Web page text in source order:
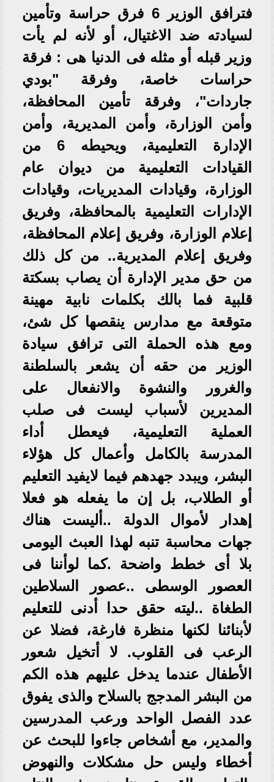
فترافق الوزير 6 فرق حراسة وتأمين
لسيادته ضد الاغتيال، أو لأنه لم يأت
وزير قبله أو مثله فى الدنيا هى : فرقة
حراسات خاصة، وفرقة "بودي
جاردات"، وفرقة تأمين المحافظة،
وأمن الوزارة، وأمن المديرية، وأمن
الإدارة التعليمية، ويحيطه 6 من
القيادات التعليمية من ديوان عام
الوزارة، وقيادات المديريات، وقيادات
الإدارات التعليمية بالمحافظة، وفريق
إعلام الوزارة، وفريق إعلام المحافظة،
وفريق إعلام المديرية.. من كل ذلك
من حق مدير الإدارة أن يصاب بسكتة
قلبية فما بالك بكلمات نابية مهينة
متوقعة مع مدارس ينقصها كل شئ،
ومع هذه الحملة التى ترافق سيادة
الوزير من حقه أن يشعر بالسلطنة
والغرور والنشوة والانفعال على
المديرين لأسباب ليست فى صلب
العملية التعليمية، فيعطل أداء
المدرسة بالكامل وأعمال كل هؤلاء
البشر، ويبدد جهدهم فيما لايفيد التعليم
أو الطلاب، بل إن ما يفعله هو فعلا
إهدار لأموال الدولة ..أليست هناك
جهات محاسبة تنبه لهذا العبث اليومى
بلا أى خطط واضحة .كما لوأننا فى
العصور الوسطى ..عصور السلاطين
الطغاة ..ليته حقق حدا أدنى للتعليم
لأبنائنا لكنها منظرة فارغة، فضلا عن
الرعب فى القلوب. لا أتخيل شعور
الأطفال عندما يدخل عليهم هذه الكم
من البشر المدجج بالسلاح والذى يفوق
عدد الفصل الواحد ورعب المدرسين
والمدير، مع أشخاص جاءوا للبحث عن
أخطاء وليس حل مشكلات والنهوض